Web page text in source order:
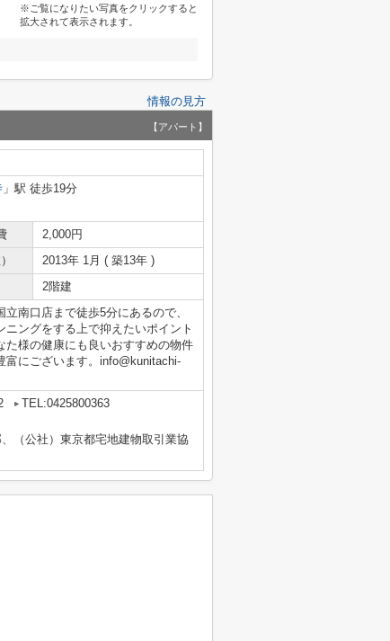
※ご覧になりたい写真をクリックすると
拡大されて表示されます。
情報の見方
【アパート】
」駅 徒歩19分
2,000円
2013年 1月 ( 築13年 )
2階建
南口店まで徒歩5分にあるので、
ングをする上で抑えたいポイント
様の健康にも良いおすすめの物件
富にございます。info@kunitachi-
TEL:0425800363
（公社）東京都宅地建物取引業協